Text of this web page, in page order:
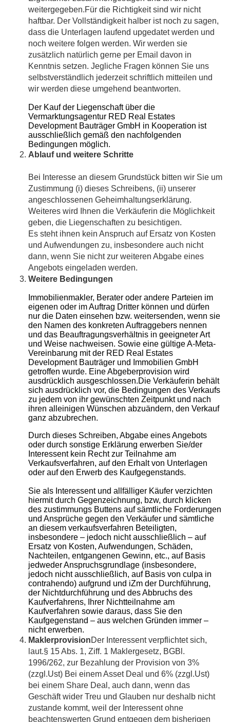
weitergegeben.Für die Richtigkeit sind wir nicht
haftbar. Der Vollständigkeit halber ist noch zu sagen,
dass die Unterlagen laufend upgedatet werden und
noch weitere folgen werden. Wir werden sie
zusätzlich natürlich gerne per Email davon in
Kenntnis setzen. Jegliche Fragen können Sie uns
selbstverständlich jederzeit schriftlich mitteilen und
wir werden diese umgehend beantworten.
Der Kauf der Liegenschaft über die
Vermarktungsagentur RED Real Estates
Development Bauträger GmbH in Kooperation ist
ausschließlich gemäß den nachfolgenden
Bedingungen möglich.
Ablauf und weitere Schritte
Bei Interesse an diesem Grundstück bitten wir Sie um
Zustimmung (i) dieses Schreibens, (ii) unserer
angeschlossenen Geheimhaltungserklärung.
Weiteres wird Ihnen die Verkäuferin die Möglichkeit
geben, die Liegenschaften zu besichtigen.
Es steht ihnen kein Anspruch auf Ersatz von Kosten
und Aufwendungen zu, insbesondere auch nicht
dann, wenn Sie nicht zur weiteren Abgabe eines
Angebots eingeladen werden.
Weitere Bedingungen
Immobilienmakler, Berater oder andere Parteien im
eigenen oder im Auftrag Dritter können und dürfen
nur die Daten einsehen bzw. weitersenden, wenn sie
den Namen des konkreten Auftraggebers nennen
und das Beauftragungsverhältnis in geeigneter Art
und Weise nachweisen. Sowie eine gültige A-Meta-
Vereinbarung mit der RED Real Estates
Development Bauträger und Immobilien GmbH
getroffen wurde. Eine Abgeberprovision wird
ausdrücklich ausgeschlossen.Die Verkäuferin behält
sich ausdrücklich vor, die Bedingungen des Verkaufs
zu jedem von ihr gewünschten Zeitpunkt und nach
ihren alleinigen Wünschen abzuändern, den Verkauf
ganz abzubrechen.
Durch dieses Schreiben, Abgabe eines Angebots
oder durch sonstige Erklärung erwerben Sie/der
Interessent kein Recht zur Teilnahme am
Verkaufsverfahren, auf den Erhalt von Unterlagen
oder auf den Erwerb des Kaufgegenstands.
Sie als Interessent und allfälliger Käufer verzichten
hiermit durch Gegenzeichnung, bzw, durch klicken
des zustimmungs Buttens auf sämtliche Forderungen
und Ansprüche gegen den Verkäufer und sämtliche
an diesem verkaufsverfahren Beteiligten,
insbesondere – jedoch nicht ausschließlich – auf
Ersatz von Kosten, Aufwendungen, Schäden,
Nachteilen, entgangenen Gewinn, etc., auf Basis
jedweder Anspruchsgrundlage (insbesondere,
jedoch nicht ausschließlich, auf Basis von culpa in
contrahendo) aufgrund und iZm der Durchführung,
der Nichtdurchführung und des Abbruchs des
Kaufverfahrens, Ihrer Nichtteilnahme am
Kaufverfahren sowie daraus, dass Sie den
Kaufgegenstand – aus welchen Gründen immer –
nicht erwerben.
MaklerprovisionDer Interessent verpflichtet sich,
laut.§ 15 Abs. 1, Ziff. 1 Maklergesetz, BGBl.
1996/262, zur Bezahlung der Provision von 3%
(zzgl.Ust) Bei einem Asset Deal und 6% (zzgl.Ust)
bei einem Share Deal, auch dann, wenn das
Geschäft wider Treu und Glauben nur deshalb nicht
zustande kommt, weil der Interessent ohne
beachtenswerten Grund entgegen dem bisherigen